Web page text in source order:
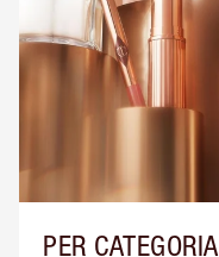
PER CATEGORIA